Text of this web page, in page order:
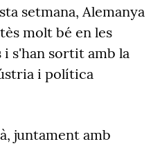
setmana, Alemanya
molt bé en les
s'han sortit amb la
i política
juntament amb